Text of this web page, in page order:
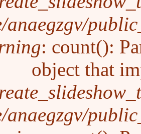
anaegzgv/
: count():
object that
anaegzgv/